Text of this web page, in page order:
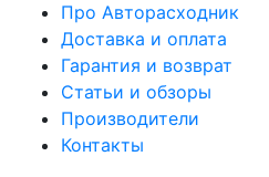
Про Авторасходник
Доставка и оплата
Гарантия и возврат
Статьи и обзоры
Производители
Контакты